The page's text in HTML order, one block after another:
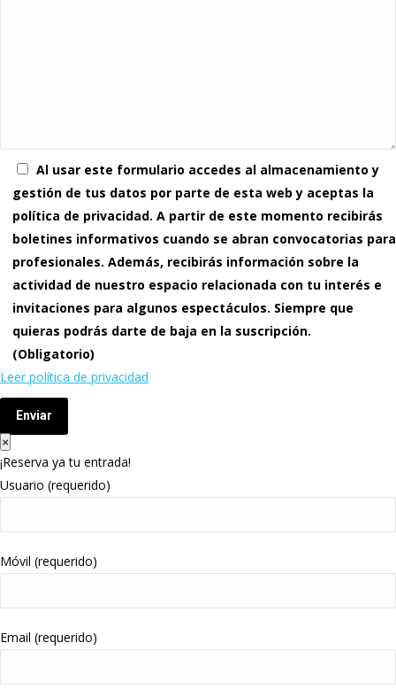
Al usar este formulario accedes al almacenamiento y
gestión de tus datos por parte de esta web y aceptas la
política de privacidad. A partir de este momento recibirás
boletines informativos cuando se abran convocatorias para
profesionales. Además, recibirás información sobre la
actividad de nuestro espacio relacionada con tu interés e
invitaciones para algunos espectáculos. Siempre que
quieras podrás darte de baja en la suscripción.
(Obligatorio)
Leer política de privacidad
Enviar
×
¡Reserva ya tu entrada!
Usuario (requerido)
Móvil (requerido)
Email (requerido)